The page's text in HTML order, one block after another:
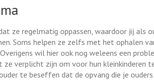
dat ze regelmatig oppassen, waardoor jij
Soms helpen ze zelfs met het ophalen
wil hier ook nog weleens een
ze verplicht zijn om voor hun kleinkinderen
te beseffen dat de opvang die je